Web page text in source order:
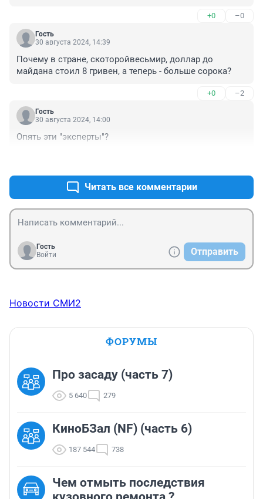
+0 –0
Гость
30 августа 2024, 14:39
Почему в стране, скоторойвесьмир, доллар до
майдана стоил 8 гривен, а теперь - больше сорока?
+0 –2
Гость
30 августа 2024, 14:00
Опять эти "эксперты"?
Читать все комментарии
Гость
Войти
Отправить
Новости СМИ2
ФОРУМЫ
Про засаду (часть 7)
5 640 279
КиноБЗал (NF) (часть 6)
187 544 738
Чем отмыть последствия